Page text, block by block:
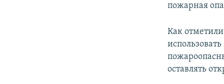
пожарная
Как отметили
оставлять